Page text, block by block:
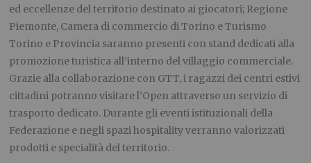
ed eccellenze del territorio destinato ai giocatori; Regione
Piemonte, Camera di commercio di Torino e Turismo
Torino e Provincia saranno presenti con stand dedicati alla
promozione turistica all’interno del villaggio commerciale.
Grazie alla collaborazione con GTT, i ragazzi dei centri estivi
cittadini potranno visitare l’Open attraverso un servizio di
trasporto dedicato. Durante gli eventi istituzionali della
Federazione e negli spazi hospitality verranno valorizzati
prodotti e specialità del territorio.